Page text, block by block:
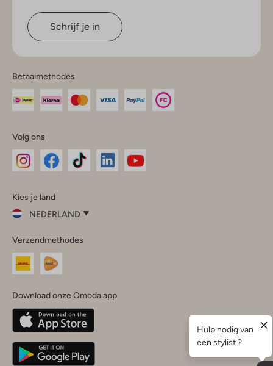
Schrijf je in
Betaalmethodes
Volg ons
InstagramFacebook
Kies je land
NEDERLAND
je
land
Nederland
Belgique(Français)
Deutschland
Verzendmethodes
Download onze Omoda app